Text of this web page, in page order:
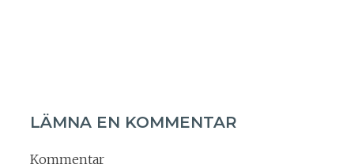
LÄMNA EN KOMMENTAR
Kommentar